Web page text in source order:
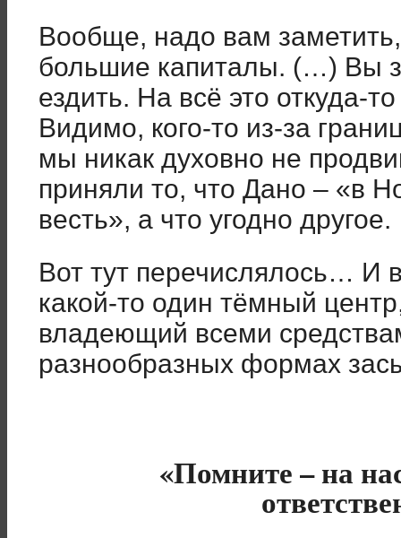
Вообще, надо вам
большие капиталы. (…) Вы
ездить. На всё это откуда-
Видимо, кого-то из-за
мы никак духовно не
приняли то, что Дано – «в
весть», а что угодно другое.
Вот тут перечислялось… И
какой-то один тёмный
владеющий всеми
разнообразных формах
«Помните – на